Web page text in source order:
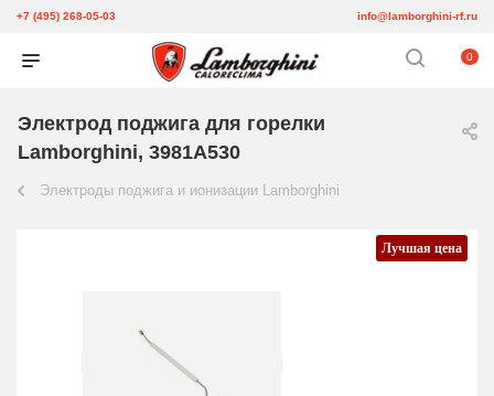
+7 (495) 268-05-03 info@lamborghini-rf.ru
0
Электрод поджига для горелки
Lamborghini, 3981A530
Электроды поджига и ионизации Lamborghini
Лучшая цена